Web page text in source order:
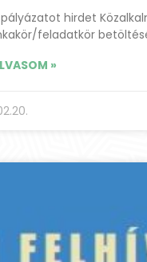
hirdet
feladatkör
»